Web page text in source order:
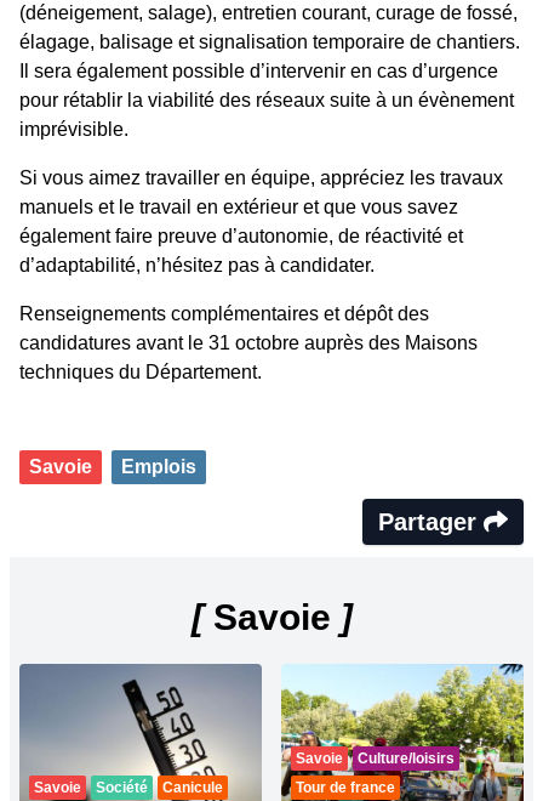
(déneigement, salage), entretien courant, curage de fossé,
élagage, balisage et signalisation temporaire de chantiers.
Il sera également possible d’intervenir en cas d’urgence
pour rétablir la viabilité des réseaux suite à un évènement
imprévisible.
Si vous aimez travailler en équipe, appréciez les travaux
manuels et le travail en extérieur et que vous savez
également faire preuve d’autonomie, de réactivité et
d’adaptabilité, n’hésitez pas à candidater.
Renseignements complémentaires et dépôt des
candidatures avant le 31 octobre auprès des Maisons
techniques du Département.
Savoie Emplois
Partager
[Savoie ]
Savoie Société Canicule
Savoie
Culture/loisirs
Tour de france